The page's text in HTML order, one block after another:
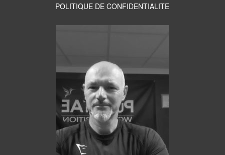
POLITIQUE DE CONFIDENTIALITE